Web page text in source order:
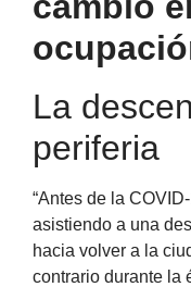
La
periferia
“Antes de la
asistiendo a una
hacia volver a la
contrario durante la